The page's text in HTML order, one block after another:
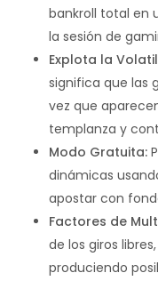
bankroll total en
la sesión de
Explota la
significa que las
vez que
templanza y
Modo Gratuita:
dinámicas
apostar con
Factores de
de los giros
produciendo